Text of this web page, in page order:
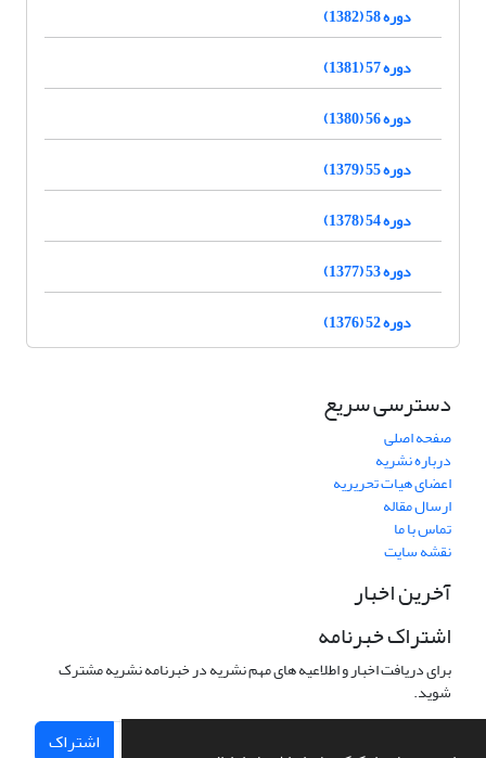
دوره 58 (1382)
دوره 57 (1381)
دوره 56 (1380)
دوره 55 (1379)
دوره 54 (1378)
دوره 53 (1377)
دوره 52 (1376)
دسترسی سریع
صفحه اصلی
درباره نشریه
اعضای هیات تحریریه
ارسال مقاله
تماس با ما
نقشه سایت
آخرین اخبار
اشتراک خبرنامه
برای دریافت اخبار و اطلاعیه های مهم نشریه در خبرنامه نشریه مشترک
شوید.
اشتراک